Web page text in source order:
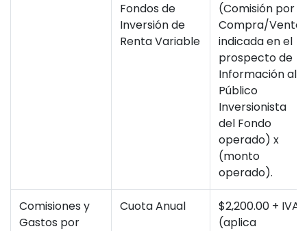
Fondos de
Inversión de
Renta Variable
(Comisión por
Compra/Venta
indicada en el
prospecto de
Información al
Público
Inversionista
del Fondo
operado) x
(monto
operado).
Comisiones y
Gastos por
Cuota Anual
$2,200.00 + IVA
(aplica